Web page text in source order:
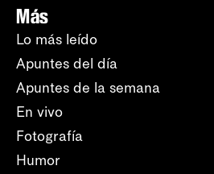
Más
Lo más leído
Apuntes del día
Apuntes de la semana
En vivo
Fotografía
Humor